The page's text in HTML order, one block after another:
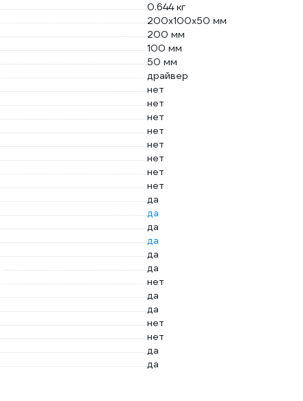
0.644 кг
200х100х50 мм
200 мм
100 мм
50 мм
драйвер
нет
нет
нет
нет
нет
нет
нет
нет
да
да
да
да
да
да
нет
да
да
нет
нет
да
да